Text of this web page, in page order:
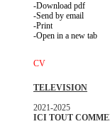
Download pdf
Send by email
Print
Open in a new tab
CV
TELEVISION
2021-2025
ICI TOUT